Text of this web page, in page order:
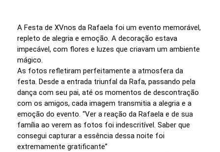
A Festa de XVnos da Rafaela foi um evento memorável,
repleto de alegria e emoção. A decoração estava
impecável, com flores e luzes que criavam um ambiente
mágico.
As fotos refletiram perfeitamente a atmosfera da
festa. Desde a entrada triunfal da Rafa, passando pela
dança com seu pai, até os momentos de descontração
com os amigos, cada imagem transmitia a alegria e a
emoção do evento. “Ver a reação da Rafaela e de sua
família ao verem as fotos foi indescritível. Saber que
consegui capturar a essência dessa noite foi
extremamente gratificante”